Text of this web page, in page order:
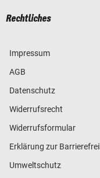
Rechtliches
Impressum
AGB
Datenschutz
Widerrufsrecht
Widerrufsformular
Erklärung zur
Umweltschutz